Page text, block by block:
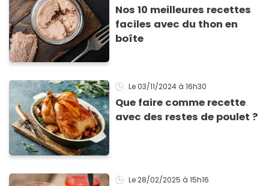
Nos 10 meilleures recettes
faciles avec du thon en
boîte
Le 03/11/2024 à 16h30
Que faire comme recette
avec des restes de poulet ?
Le 28/02/2025 à 15h16